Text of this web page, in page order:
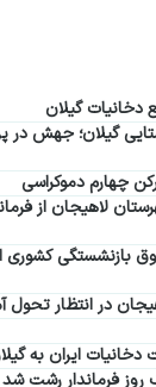
دخانیات گیلان
روستایی گیلان؛ جهش در
چهارم دموکراسی
لاهیجان از
بازنشستگی کشوری
در انتظار تحول
ایران به
روز فرماندار رشت شد